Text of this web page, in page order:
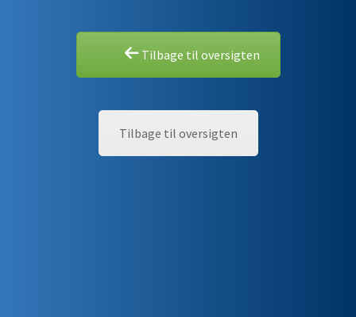
Tilbage til oversigten
Tilbage til oversigten